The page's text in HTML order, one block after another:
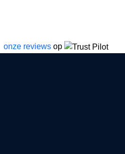
onze reviewsop